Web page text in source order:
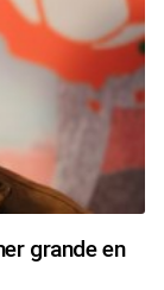
grande en